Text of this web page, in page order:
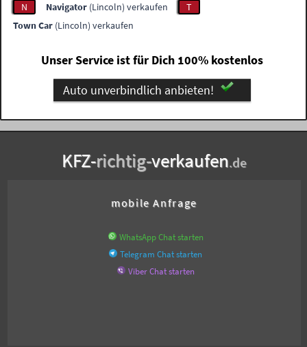
N
Navigator (Lincoln) verkaufen
T
Town Car (Lincoln) verkaufen
Unser Service ist für Dich 100% kostenlos
Auto unverbindlich anbieten!
KFZ-richtig-verkaufen.de
mobile Anfrage
WhatsApp Chat starten
Telegram Chat starten
Viber Chat starten